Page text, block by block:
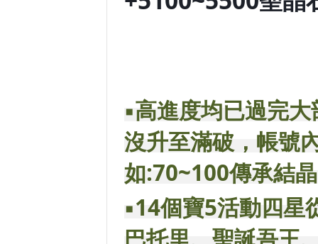
▪️高進度均已過完
沒升至滿破，帳號
如:70~100傳承結
▪️14個寶5活動四星